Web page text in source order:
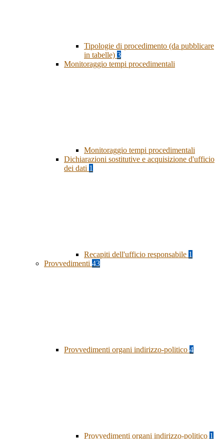
Tipologie di procedimento (da pubblicare
in tabelle) 3
Monitoraggio tempi procedimentali
Monitoraggio tempi procedimentali
Dichiarazioni sostitutive e acquisizione d'ufficio
dei dati 1
Recapiti dell'ufficio responsabile 1
Provvedimenti 43
Provvedimenti organi indirizzo-politico 4
Provvedimenti organi indirizzo-politico 1